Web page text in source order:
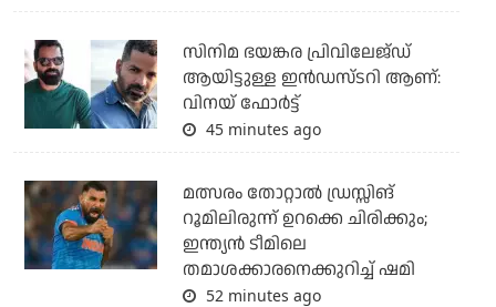
സിനിമ ഭയങ്കര പ്രിവിലേജ്ഡ്
ആയിട്ടുള്ള ഇൻഡസ്ടറി ആണ്:
വിനയ് ഫോർട്ട്
45 minutes ago
മത്സരം തോറ്റാല്‍ ഡ്രസ്സിങ്
റൂമിലിരുന്ന് ഉറക്കെ ചിരിക്കും;
ഇന്ത്യന്‍ ടീമിലെ
തമാശക്കാരനെക്കുറിച്ച് ഷമി
52 minutes ago